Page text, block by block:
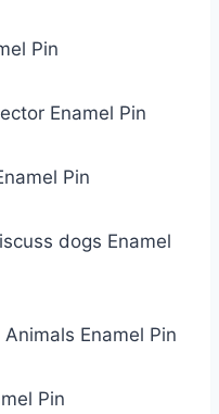
Pin
Enamel Pin
Pin
dogs Enamel
Enamel Pin
Pin